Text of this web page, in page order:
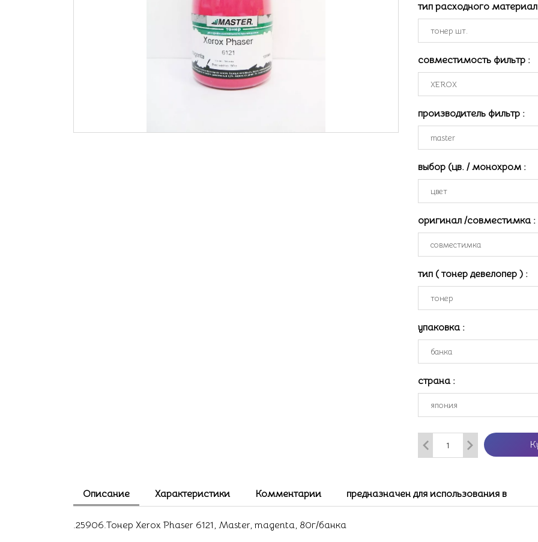
тип расходного
совместимость фильтр :
производитель фильтр :
выбор (цв. / монохром :
оригинал /совместимка :
тип ( тонер девелопер ) :
упаковка :
страна :
Описание Характеристики Комментарии предназначен для использования в
.25906.Тонер Xerox Phaser 6121, Master, magenta, 80г/банка